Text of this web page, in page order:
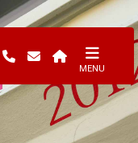
MENU